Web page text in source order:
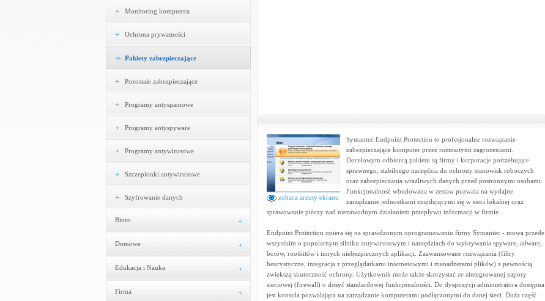
Monitoring komputera
Ochrona prywatności
Pakiety zabezpieczające
Pozostałe zabezpieczające
Programy antyspamowe
Programy antyspyware
Programy antywirusowe
Szczepionki antywirusowe
Szyfrowanie danych
Biuro
Domowe
Edukacja i Nauka
Firma
zobacz zrzuty ekranu
Symantec Endpoint Protection to profesjonalne rozwiązanie
zabezpieczające komputer przez rozmaitymi zagrożeniami.
Docelowym odbiorcą pakietu są firmy i korporacje potrzebujące
sprawnego, stabilnego narzędzia do ochrony stanowisk roboczych
oraz zabezpieczania wrażliwych danych przed postronnymi osobami.
Funkcjonalność wbudowana w zestaw pozwala na wydajne
zarządzanie jednostkami znajdującymi się w sieci lokalnej oraz
sprawowanie pieczy nad niezawodnym działaniem przepływu informacji w firmie.
Endpoint Protection opiera się na sprawdzonym oprogramowaniu firmy Symantec - mowa przede
wszystkim o popularnym silniku antywirusowym i narzędziach do wykrywania spyware, adware,
botów, rootkitów i innych niebezpiecznych aplikacji. Zaawansowane rozwiązania (filtry
heurystyczne, integracja z przeglądarkami internetowymi i menadżerami plików) z pewnością
zwiększą skuteczność ochrony. Użytkownik może także skorzystać ze zintegrowanej zapory
sieciowej (firewall) o dosyć standardowej funkcjonalności. Do dyspozycji administratora dostępna
jest konsola pozwalająca na zarządzanie komputerami podłączonymi do danej sieci. Duża część